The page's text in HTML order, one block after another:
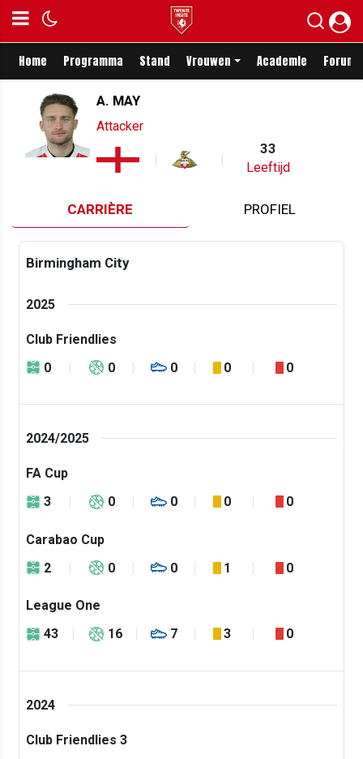
Home Programma Stand Vrouwen Academie Forum
A. MAY
Attacker
33
Leeftijd
CARRIÈRE PROFIEL
Birmingham City
2025
Club Friendlies
0
0 0 0 0
2024/2025
FA Cup
3
0 0 0 0
Carabao Cup
2
0 0 1 0
League One
43
16 7 3 0
2024
Club Friendlies 3